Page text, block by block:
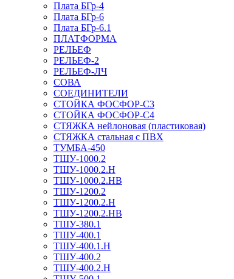
Плата БГр-4
Плата БГр-6
Плата БГр-6.1
ПЛАТФОРМА
РЕЛЬЕФ
РЕЛЬЕФ-2
РЕЛЬЕФ-ЛЧ
СОВА
СОЕДИНИТЕЛИ
СТОЙКА ФОСФОР-С3
СТОЙКА ФОСФОР-С4
СТЯЖКА нейлоновая (пластиковая)
СТЯЖКА стальная с ПВХ
ТУМБА-450
ТШУ-1000.2
ТШУ-1000.2.Н
ТШУ-1000.2.НВ
ТШУ-1200.2
ТШУ-1200.2.Н
ТШУ-1200.2.НВ
ТШУ-380.1
ТШУ-400.1
ТШУ-400.1.Н
ТШУ-400.2
ТШУ-400.2.Н